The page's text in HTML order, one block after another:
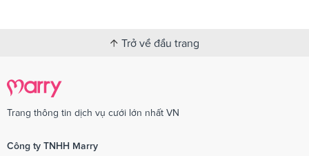
Trở về đầu trang
Trang thông tin dịch vụ cưới lớn nhất VN
Công ty TNHH Marry